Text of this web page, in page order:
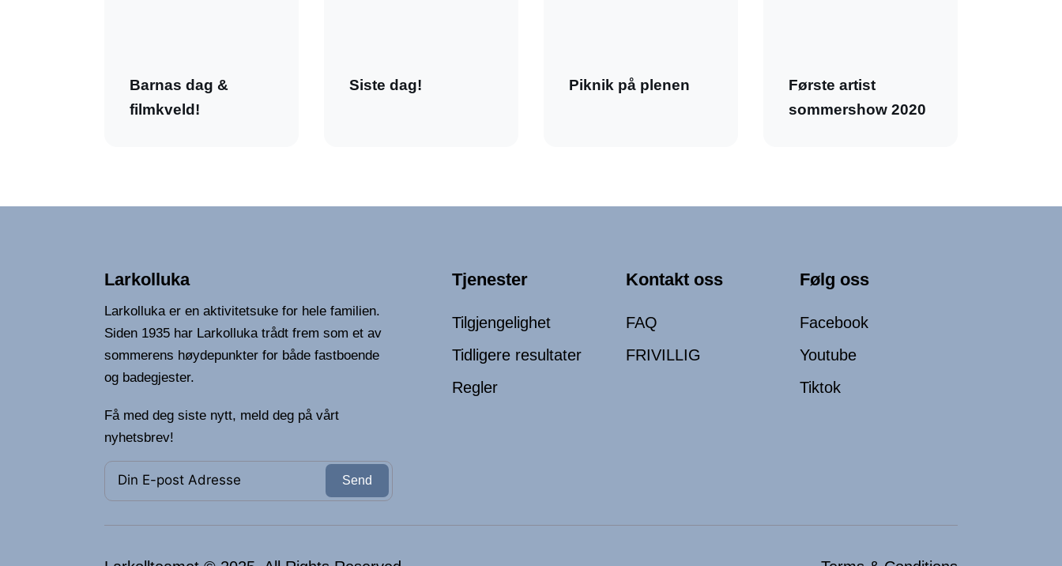
Barnas dag &
filmkveld!
Siste dag! Piknik på plenen
Første artist
sommershow 2020
Larkolluka
Larkolluka er en aktivitetsuke for hele familien.
Siden 1935 har Larkolluka trådt frem som et av
sommerens høydepunkter for både fastboende
og badegjester.
Få med deg siste nytt, meld deg på vårt
nyhetsbrev!
Send
Tjenester
Tilgjengelighet
Tidligere resultater
Regler
Kontakt oss
FAQ
FRIVILLIG
Følg oss
Facebook
Youtube
Tiktok